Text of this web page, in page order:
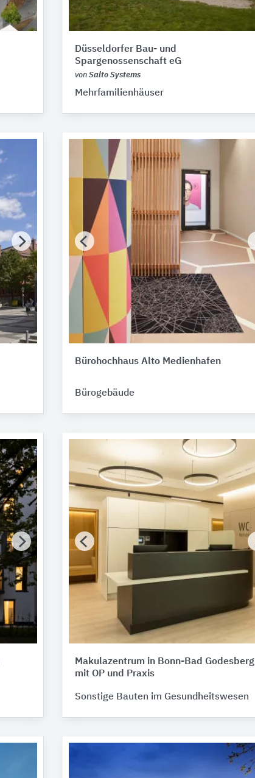
Düsseldorfer Bau- und
Spargenossenschaft eG
von Salto Systems
Mehrfamilienhäuser
Bürohochhaus Alto Medienhafen
Bürogebäude
Makulazentrum in Bonn-Bad Godesberg
mit OP und Praxis
Sonstige Bauten im Gesundheitswesen